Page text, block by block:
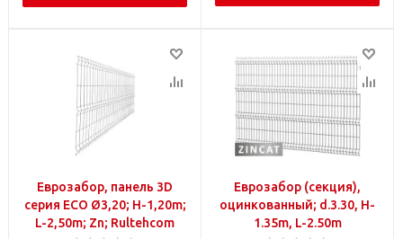
Еврозабор, панель 3D
серия ECO Ø3,20; H-1,20m;
L-2,50m; Zn; Rultehcom
Еврозабор (секция),
оцинкованный; d.3.30, H-
1.35m, L-2.50m